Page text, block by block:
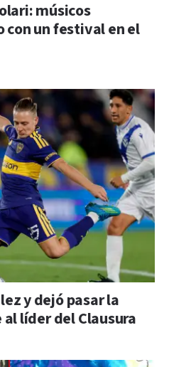
músicos
con un festival en el
y dejó pasar la
líder del Clausura